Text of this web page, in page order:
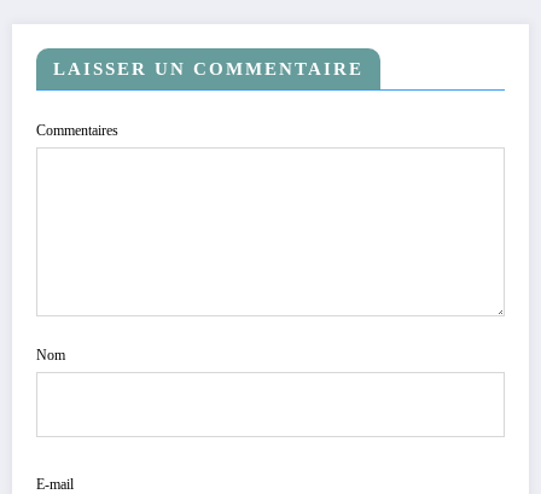
LAISSER UN COMMENTAIRE
Commentaires
Nom
E-mail